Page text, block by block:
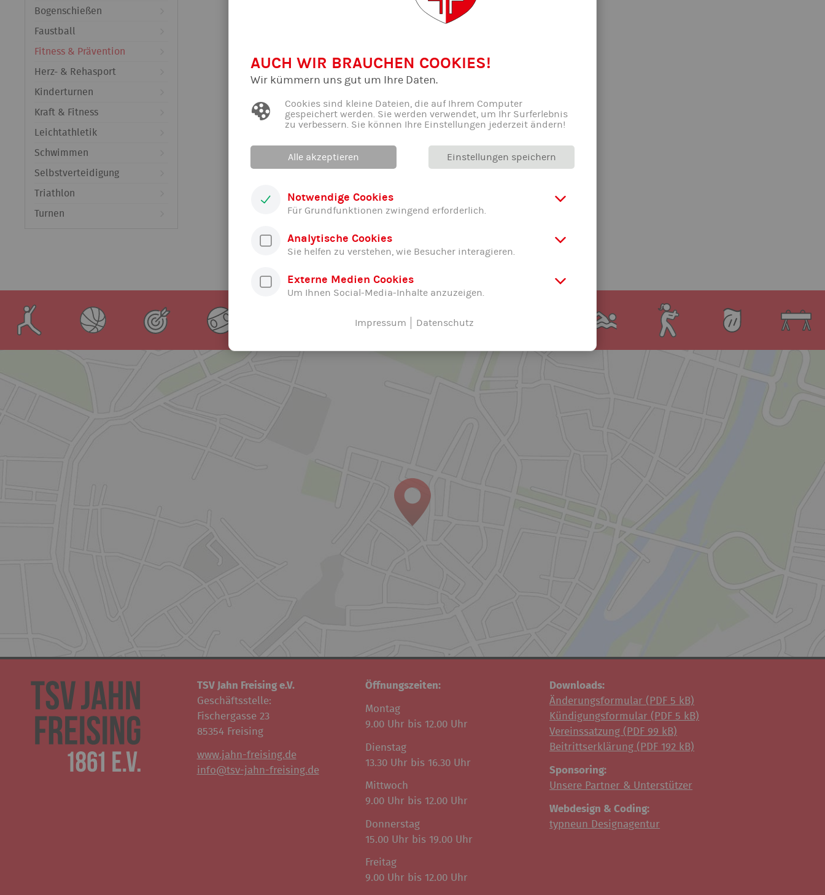
Bogenschießen
Faustball
Fitness & Prävention
Herz- & Rehasport
Kinderturnen
Kraft & Fitness
Leichtathletik
Schwimmen
Selbstverteidigung
Triathlon
Turnen
TSV Jahn Freising e.V.
Geschäftsstelle:
Fischergasse 23
85354 Freising
www.jahn-freising.de
info@tsv-jahn-freising.de
Öffnungszeiten:
Montag
9.00 Uhr bis 12.00 Uhr
Dienstag
13.30 Uhr bis 16.30 Uhr
Mittwoch
9.00 Uhr bis 12.00 Uhr
Donnerstag
15.00 Uhr bis 19.00 Uhr
Freitag
9.00 Uhr bis 12.00 Uhr
Downloads:
Änderungsformular ( PDF 5 kB)
Kündigungsformular ( PDF 5 kB)
Vereinssatzung ( PDF 99 kB)
Beitrittserklärung ( PDF 192 kB)
Sponsoring:
Unsere Partner & Unterstützer
Webdesign & Coding:
typneun Designagentur
AUCH WIR BRAUCHEN COOKIES!
Wir kümmern uns gut um Ihre Daten.
Cookies sind kleine Dateien, die auf Ihrem Computer
gespeichert werden. Sie werden verwendet, um Ihr Surferlebnis
zu verbessern. Sie können Ihre Einstellungen jederzeit ändern!
Alle akzeptieren Einstellungen speichern
Notwendige Cookies
Für Grundfunktionen zwingend erforderlich.
Analytische Cookies
Sie helfen zu verstehen, wie Besucher interagieren.
Externe Medien Cookies
Um Ihnen Social-Media-Inhalte anzuzeigen.
Impressum Datenschutz